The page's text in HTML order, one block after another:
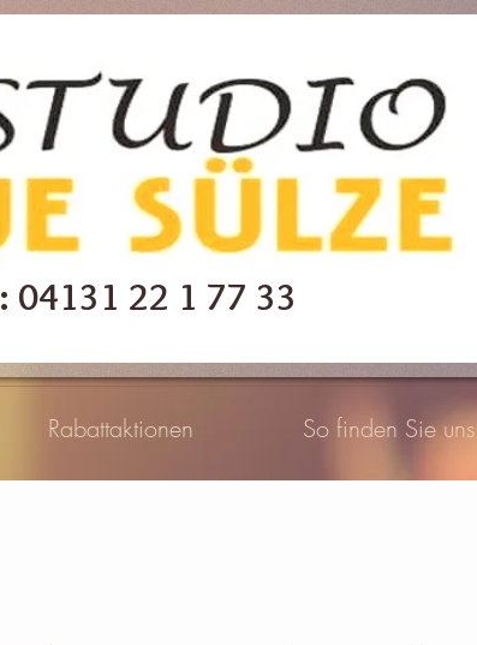
04131 22 1 77 33
Rabattaktionen So finden Sie uns